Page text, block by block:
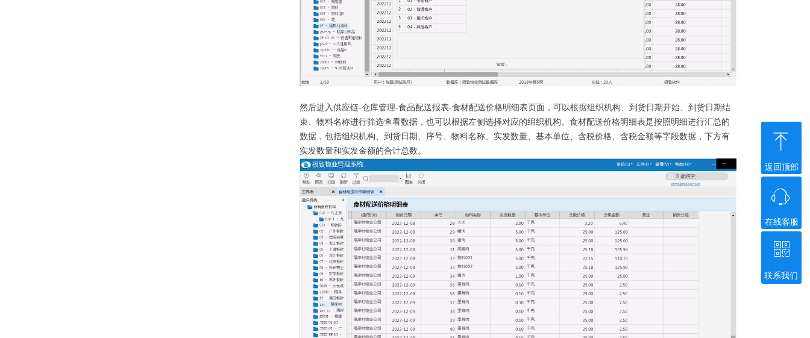
然后进入供应链-仓库管理-食品配送报表-食材配送价格明细表页面，可以根据组织机构、到货日期开始、到货日期结
束、物料名称进行筛选查看数据，也可以根据左侧选择对应的组织机构。食材配送价格明细表是按照明细进行汇总的
数据，包括组织机构、到货日期、序号、物料名称、实发数量、基本单位、含税价格、含税金额等字段数据，下方有
实发数量和实发金额的合计总数。
在线客服
ꁱ
返回顶部
ꁸ
联系我们
ꀥ
微信二维码